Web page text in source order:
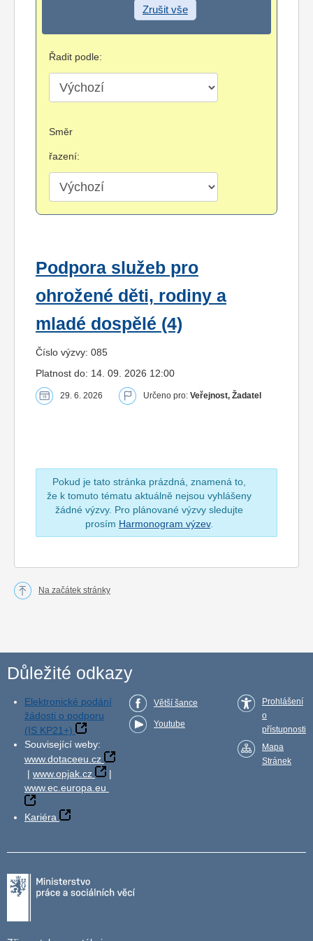
Zrušit vše
Řadit podle:
Směr
řazení:
Podpora služeb pro
ohrožené děti, rodiny a
mladé dospělé (4)
Číslo výzvy: 085
Platnost do: 14. 09. 2026 12:00
29. 6. 2026 Určeno pro: Veřejnost, Žadatel
Pokud je tato stránka prázdná, znamená to,
že k tomuto tématu aktuálně nejsou vyhlášeny
žádné výzvy. Pro plánované výzvy sledujte
prosím Harmonogram výzev.
Na začátek stránky
Důležité odkazy
Elektronické podání
žádosti o podporu
(IS KP21+)
Související weby:
www.dotaceeu.cz
| www.opjak.cz
|
www.ec.europa.eu
Kariéra
Větší šance
Youtube
Prohlášení
o
přístupnosti
Mapa
Stránek